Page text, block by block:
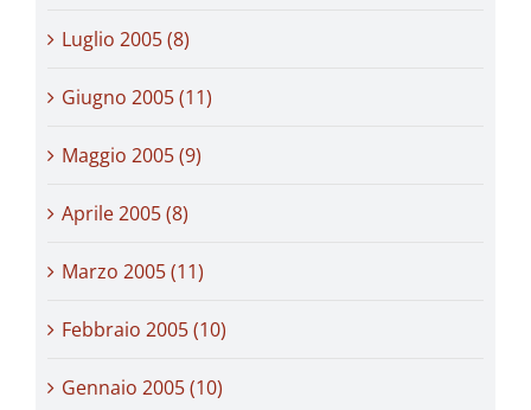
Luglio 2005 (8)
Giugno 2005 (11)
Maggio 2005 (9)
Aprile 2005 (8)
Marzo 2005 (11)
Febbraio 2005 (10)
Gennaio 2005 (10)